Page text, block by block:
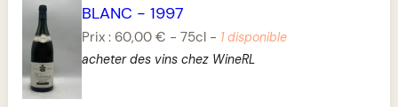
BLANC -1997
Prix : 60,00 € -75cl - 1 disponible
acheter des vins chez WineRL